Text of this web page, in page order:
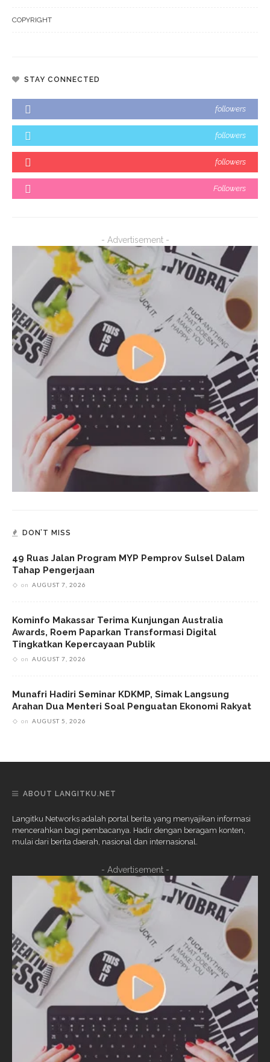
COPYRIGHT
STAY CONNECTED
followers
followers
followers
Followers
- Advertisement -
DON’T MISS
49 Ruas Jalan Program MYP Pemprov Sulsel Dalam
Tahap Pengerjaan
on AUGUST 7, 2026
Kominfo Makassar Terima Kunjungan Australia
Awards, Roem Paparkan Transformasi Digital
Tingkatkan Kepercayaan Publik
on AUGUST 7, 2026
Munafri Hadiri Seminar KDKMP, Simak Langsung
Arahan Dua Menteri Soal Penguatan Ekonomi Rakyat
on AUGUST 5, 2026
ABOUT LANGITKU.NET
Langitku Networks adalah portal berita yang menyajikan informasi
mencerahkan bagi pembacanya. Hadir dengan beragam konten,
mulai dari berita daerah, nasional dan internasional.
- Advertisement -